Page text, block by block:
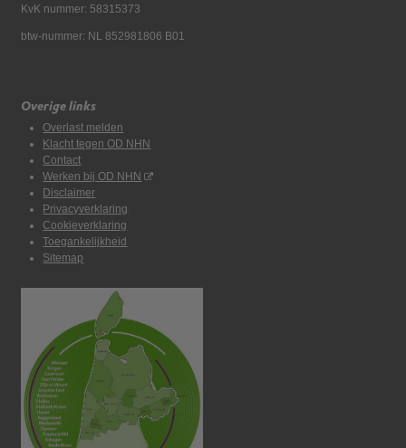
KvK nummer: 58315373
btw-nummer: NL 852981806 B01
Overige links
Overlast melden
Klacht tegen OD NHN
Contact
Werken bij OD NHN
Disclaimer
Privacyverklaring
Cookieverklaring
Toegankelijkheid
Sitemap